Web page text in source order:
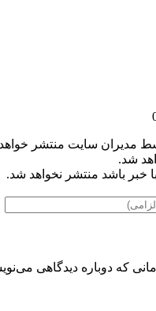
مدیران سایت منتشر
شد.
خبر باشد منتشر نخواهد شد.
که دوباره دیدگاهی